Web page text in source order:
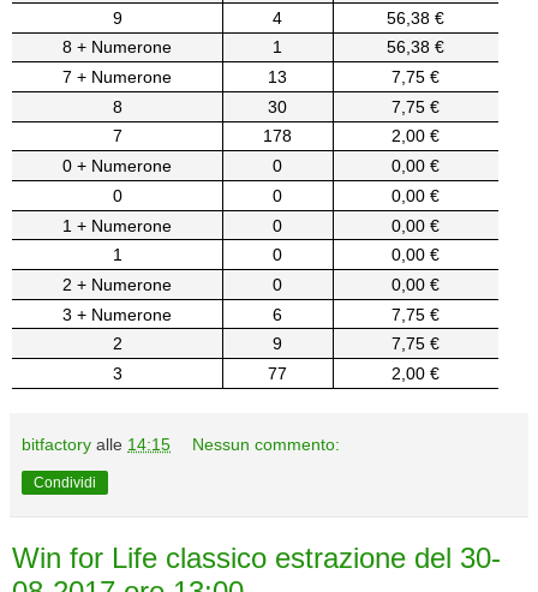
9
4
56,38 €
8 + Numerone
1
56,38 €
7 + Numerone
13
7,75 €
8
30
7,75 €
7
178
2,00 €
0 + Numerone
0
0,00 €
0
0
0,00 €
1 + Numerone
0
0,00 €
1
0
0,00 €
2 + Numerone
0
0,00 €
3 + Numerone
6
7,75 €
2
9
7,75 €
3
77 2,00 €
bitfactory alle 14:15 Nessun commento:
Condividi
Win for Life classico estrazione del 30-